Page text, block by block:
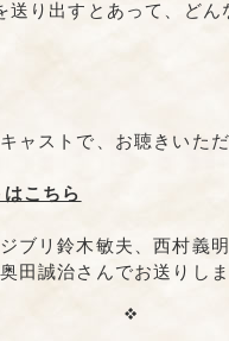
送り出すとあって、ど
ャストで、お聴きいた
こちら
ブリ鈴木敏夫、西村義
田誠治さんでお送りし